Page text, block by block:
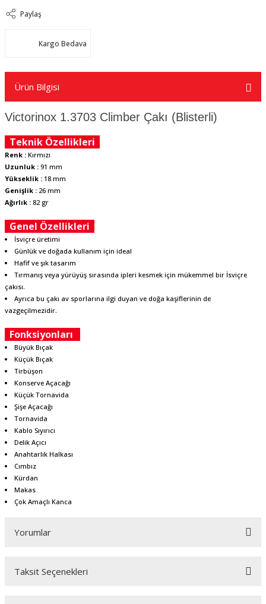
Paylaş
Kargo Bedava
Ürün Bilgisi
Victorinox 1.3703 Climber Çakı (Blisterli)
Teknik Özellikleri
Renk : Kırmızı
Uzunluk : 91 mm
Yükseklik : 18 mm
Genişlik : 26 mm
Ağırlık : 82 gr
Genel Özellikleri
İsviçre üretimi
Günlük ve doğada kullanım için ideal
Hafif ve şık tasarım
Tırmanış veya yürüyüş sırasında ipleri kesmek için mükemmel bir İsviçre
çakısı.
Ayrıca bu çakı av sporlarına ilgi duyan ve doğa kaşiflerinin de
vazgeçilmezidir.
Fonksiyonları
Büyük Bıçak
Küçük Bıçak
Tirbüşon
Konserve Açacağı
Küçük Tornavida
Şişe Açacağı
Tornavida
Kablo Sıyırıcı
Delik Açıcı
Anahtarlık Halkası
Cımbız
Kürdan
Makas
Çok Amaçlı Kanca
Yorumlar
Taksit Seçenekleri